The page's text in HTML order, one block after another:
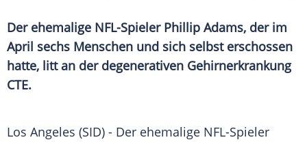
Der ehemalige NFL-Spieler Phillip Adams, der im
April sechs Menschen und sich selbst erschossen
hatte, litt an der degenerativen Gehirnerkrankung
CTE.
Los Angeles (SID) - Der ehemalige NFL-Spieler